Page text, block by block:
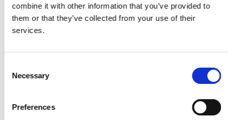
combine it with other information that you’ve provided to
them or that they’ve collected from your use of their
services.
Necessary
Preferences